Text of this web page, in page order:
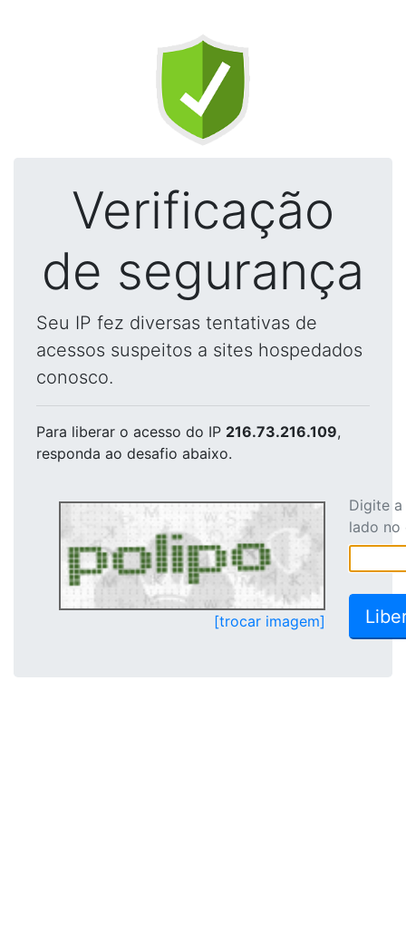
Verificação
de segurança
Seu IP fez diversas tentativas de
acessos suspeitos a sites hospedados
conosco.
Para liberar o acesso do IP 216.73.216.109,
responda ao desafio abaixo.
[trocar imagem]
Digite
lado no